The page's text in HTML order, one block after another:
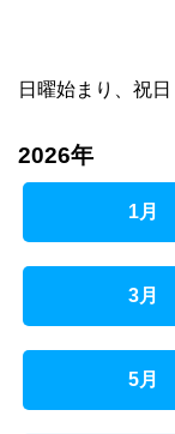
日曜始まり、祝日
2026年
1月
3月
5月